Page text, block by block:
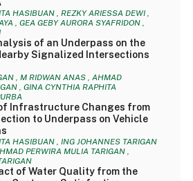
HASIBUAN , REZKY ARIESSA DEWI ,
, GEA GEBY AURORA SYAFRIDON ,
of an Underpass on the
Signalized Intersections
, M RIDWAN ANAS , AHMAD
, GINA CYNTHIA RAPHITA
Infrastructure Changes from
to Underpass on Vehicle
HASIBUAN , ING JOHANNES TARIGAN
PERWIRA MULIA TARIGAN ,
of Water Quality from the